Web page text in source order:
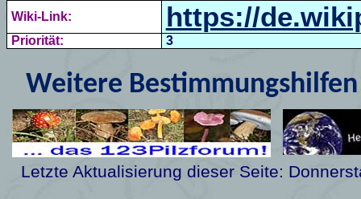
Wiki-Link: https://
Priorität: 3
Weitere
Letzte Aktualisierung dieser Seite: